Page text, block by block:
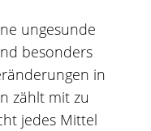
ungesunde
besonders
in
zählt mit zu
jedes Mittel